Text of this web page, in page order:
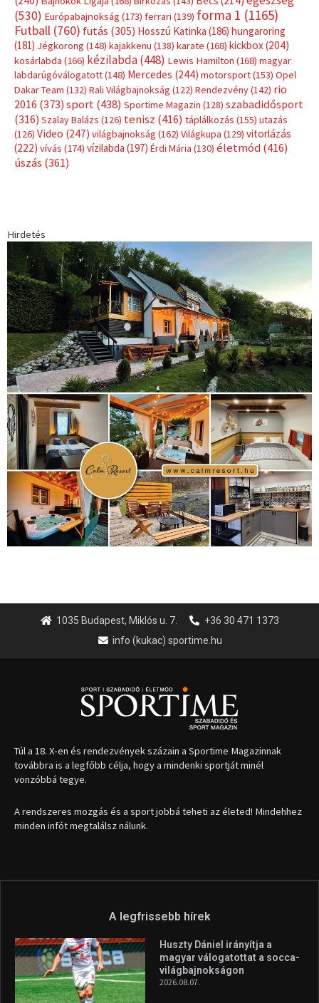
Címkék
(181)Jégkorong(148)kajakkenu(138)karate(168)kickbox(204)
kosárlabda(166) kézilabda(448) Lewis Hamilton
labdarúgóválogatott(148) Mercedes(244)
Dakar Team(132)Rali Világbajnokság(122)Rendezvény
rio
2016(373) sport(438)Sportime Magazin(128)szabadidősport
(316)Szalay Balázs(126)tenisz(416)táplálkozás (155)utazás
(126)Video (247)világbajnokság(162) Világkupa(129)vitorlázás
(222)vívás(174)vízilabda(197)Érdi Mária(130)életmód(416)
úszás(361)
Hirdetés
1035 Budapest, Miklós u. 7.
+36 30 471 1373
Túl a 18. X-en és rendezvények százain a Sportime Magazinnak
továbbra is a legfőbb célja, hogy a mindenki sportját minél
vonzóbbá tegye.